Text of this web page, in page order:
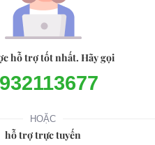
hỗ trợ tốt nhất. Hãy gọi
HOẶC
hỗ trợ trực tuyến